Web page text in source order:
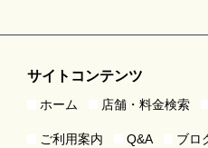
サイトコンテンツ
ホーム 店舗・料金検索
ご利用案内 Q&A ブロ